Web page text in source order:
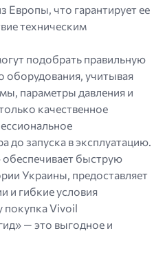
Европы, что гарантирует ее
техническим
подобрать правильную
оборудования, учитывая
параметры давления и
качественное
до запуска в эксплуатацию.
быструю
Украины, предоставляет
и гибкие условия
покупка Vivoil
— это выгодное и